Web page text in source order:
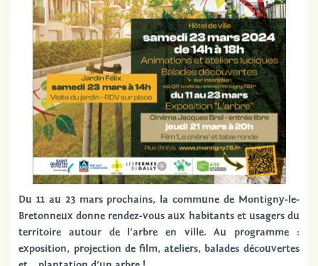
Du 11 au 23 mars prochains, la commune de Montigny-le-
Bretonneux donne rendez-vous aux habitants et usagers du
territoire autour de l’arbre en ville. Au programme :
exposition, projection de film, ateliers, balades découvertes